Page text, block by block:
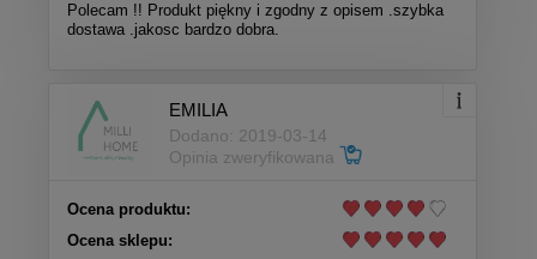
Polecam !! Produkt piękny i zgodny z opisem .szybka
dostawa .jakosc bardzo dobra.
EMILIA
Dodano: 2019-03-14
Opinia zweryfikowana
Ocena produktu:
Ocena sklepu: